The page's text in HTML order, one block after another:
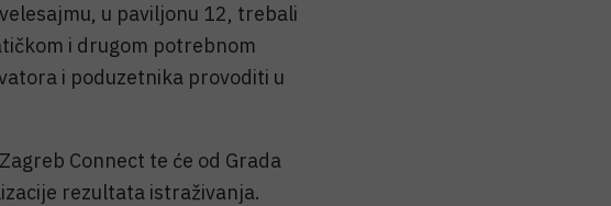
u paviljonu 12, trebali
i drugom potrebnom
i poduzetnika provoditi u
Connect te će od Grada
rezultata istraživanja.